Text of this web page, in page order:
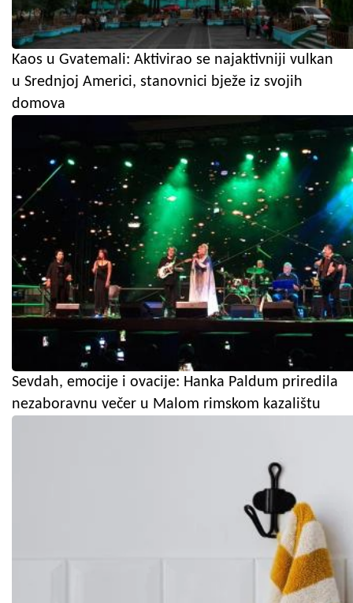
Kaos u Gvatemali: Aktivirao se najaktivniji vulkan
u Srednjoj Americi, stanovnici bježe iz svojih
domova
Sevdah, emocije i ovacije: Hanka Paldum priredila
nezaboravnu večer u Malom rimskom kazalištu